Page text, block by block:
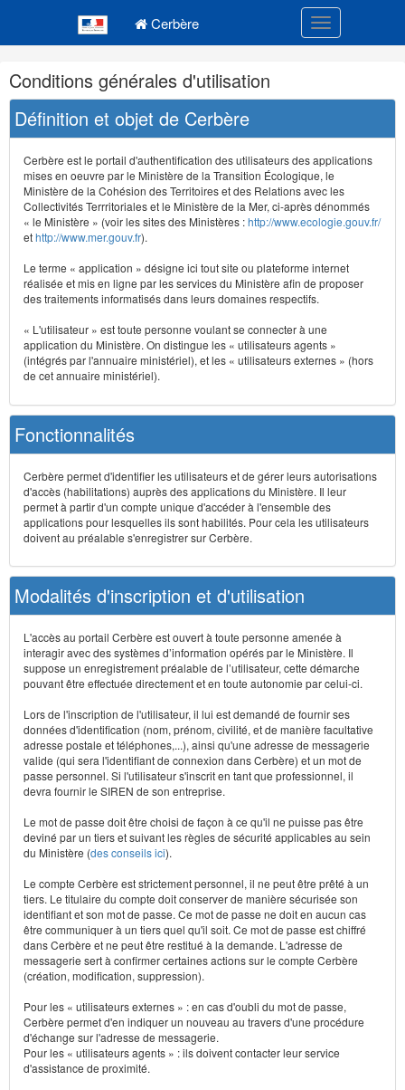
Cerbère Toggle
Navigation
et
outils
annexes
Conditions générales d'utilisation
Définition et objet de Cerbère
Cerbère est le portail d'authentification des utilisateurs des applications
mises en oeuvre par le Ministère de la Transition Écologique, le
Ministère de la Cohésion des Territoires et des Relations avec les
Collectivités Terrritoriales et le Ministère de la Mer, ci-après dénommés
« le Ministère » (voir les sites des Ministères :http://www.ecologie.gouv.fr/
ethttp://www.mer.gouv.fr).
Le terme « application » désigne ici tout site ou plateforme internet
réalisée et mis en ligne par les services du Ministère afin de proposer
des traitements informatisés dans leurs domaines respectifs.
« L'utilisateur » est toute personne voulant se connecter à une
application du Ministère. On distingue les « utilisateurs agents »
(intégrés par l'annuaire ministériel), et les « utilisateurs externes » (hors
de cet annuaire ministériel).
Fonctionnalités
Cerbère permet d'identifier les utilisateurs et de gérer leurs autorisations
d'accès (habilitations) auprès des applications du Ministère. Il leur
permet à partir d'un compte unique d'accéder à l'ensemble des
applications pour lesquelles ils sont habilités. Pour cela les utilisateurs
doivent au préalable s'enregistrer sur Cerbère.
Modalités d'inscription et d'utilisation
L'accès au portail Cerbère est ouvert à toute personne amenée à
interagir avec des systèmes d’information opérés par le Ministère. Il
suppose un enregistrement préalable de l’utilisateur, cette démarche
pouvant être effectuée directement et en toute autonomie par celui-ci.
Lors de l'inscription de l'utilisateur, il lui est demandé de fournir ses
données d'identification (nom, prénom, civilité, et de manière facultative
adresse postale et téléphones,...), ainsi qu'une adresse de messagerie
valide (qui sera l'identifiant de connexion dans Cerbère) et un mot de
passe personnel. Si l'utilisateur s'inscrit en tant que professionnel, il
devra fournir le SIREN de son entreprise.
Le mot de passe doit être choisi de façon à ce qu'il ne puisse pas être
deviné par un tiers et suivant les règles de sécurité applicables au sein
du Ministère (des conseils ici).
Le compte Cerbère est strictement personnel, il ne peut être prêté à un
tiers. Le titulaire du compte doit conserver de manière sécurisée son
identifiant et son mot de passe. Ce mot de passe ne doit en aucun cas
être communiquer à un tiers quel qu'il soit. Ce mot de passe est chiffré
dans Cerbère et ne peut être restitué à la demande. L'adresse de
messagerie sert à confirmer certaines actions sur le compte Cerbère
(création, modification, suppression).
Pour les « utilisateurs externes » : en cas d'oubli du mot de passe,
Cerbère permet d'en indiquer un nouveau au travers d'une procédure
d'échange sur l'adresse de messagerie.
Pour les « utilisateurs agents » : ils doivent contacter leur service
d'assistance de proximité.